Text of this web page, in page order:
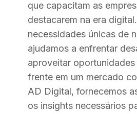
que capacitam as
destacarem na era
necessidades únicas de
ajudamos a enfrentar
aproveitar oportunidades
frente em um mercado
AD Digital, fornecemos
os insights necessários